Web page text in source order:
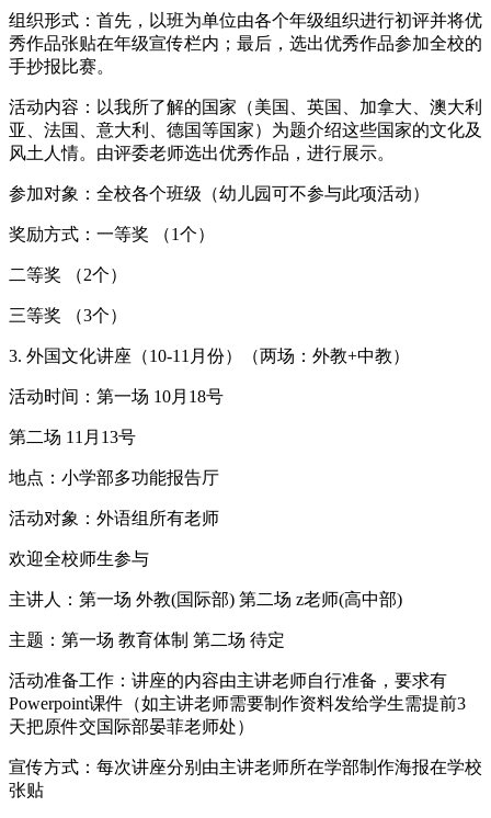
组织形式：首先，以班为单位由各个年级组织进行初评并将优
秀作品张贴在年级宣传栏内；最后，选出优秀作品参加全校的
手抄报比赛。
活动内容：以我所了解的国家（美国、英国、加拿大、澳大利
亚、法国、意大利、德国等国家）为题介绍这些国家的文化及
风土人情。由评委老师选出优秀作品，进行展示。
参加对象：全校各个班级（幼儿园可不参与此项活动）
奖励方式：一等奖 （1个）
二等奖 （2个）
三等奖 （3个）
3. 外国文化讲座（10-11月份）（两场：外教+中教）
活动时间：第一场 10月18号
第二场 11月13号
地点：小学部多功能报告厅
活动对象：外语组所有老师
欢迎全校师生参与
主讲人：第一场 外教(国际部) 第二场 z老师(高中部)
主题：第一场 教育体制 第二场 待定
活动准备工作：讲座的内容由主讲老师自行准备，要求有
Powerpoint课件（如主讲老师需要制作资料发给学生需提前3
天把原件交国际部晏菲老师处）
宣传方式：每次讲座分别由主讲老师所在学部制作海报在学校
张贴